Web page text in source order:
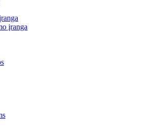
įranga